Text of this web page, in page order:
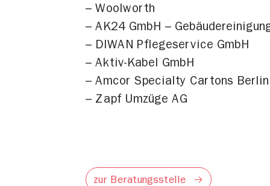
– Woolworth
– AK24 GmbH –
– DIWAN Pflegeservice GmbH
– Aktiv-Kabel GmbH
– Amcor Specialty Cartons Berlin
– Zapf Umzüge AG
zur Beratungsstelle